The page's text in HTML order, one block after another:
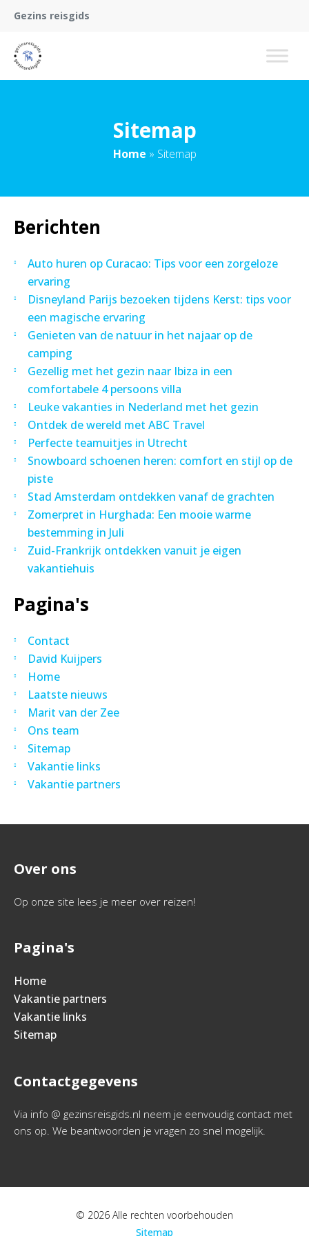
Gezins reisgids
Sitemap
Home » Sitemap
Berichten
Auto huren op Curacao: Tips voor een zorgeloze
ervaring
Disneyland Parijs bezoeken tijdens Kerst: tips voor
een magische ervaring
Genieten van de natuur in het najaar op de
camping
Gezellig met het gezin naar Ibiza in een
comfortabele 4 persoons villa
Leuke vakanties in Nederland met het gezin
Ontdek de wereld met ABC Travel
Perfecte teamuitjes in Utrecht
Snowboard schoenen heren: comfort en stijl op de
piste
Stad Amsterdam ontdekken vanaf de grachten
Zomerpret in Hurghada: Een mooie warme
bestemming in Juli
Zuid-Frankrijk ontdekken vanuit je eigen
vakantiehuis
Pagina's
Contact
David Kuijpers
Home
Laatste nieuws
Marit van der Zee
Ons team
Sitemap
Vakantie links
Vakantie partners
Over ons
Op onze site lees je meer over reizen!
Pagina's
Home
Vakantie partners
Vakantie links
Sitemap
Contactgegevens
Via info @ gezinsreisgids.nl neem je eenvoudig contact met
ons op. We beantwoorden je vragen zo snel mogelijk.
© 2026 Alle rechten voorbehouden
Sitemap